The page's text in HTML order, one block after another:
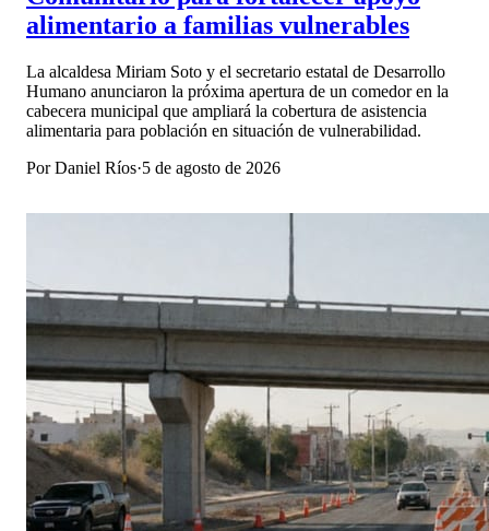
alimentario a familias vulnerables
La alcaldesa Miriam Soto y el secretario estatal de Desarrollo
Humano anunciaron la próxima apertura de un comedor en la
cabecera municipal que ampliará la cobertura de asistencia
alimentaria para población en situación de vulnerabilidad.
PorDaniel Ríos·5 de agosto de 2026